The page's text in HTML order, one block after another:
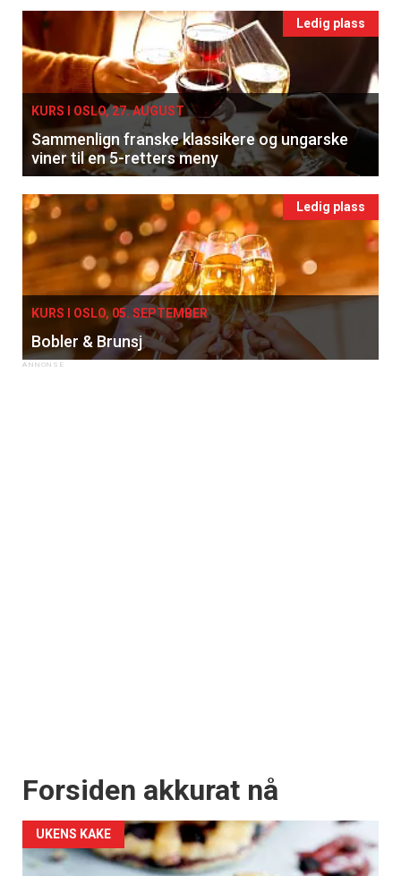
Ledig plass
KURS I OSLO, 27. AUGUST
Sammenlign franske klassikere og ungarske
viner til en 5-retters meny
Ledig plass
KURS I OSLO, 05. SEPTEMBER
Bobler & Brunsj
Forsiden akkurat nå
UKENS KAKE